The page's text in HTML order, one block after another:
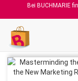
Bei BUCHMARIE